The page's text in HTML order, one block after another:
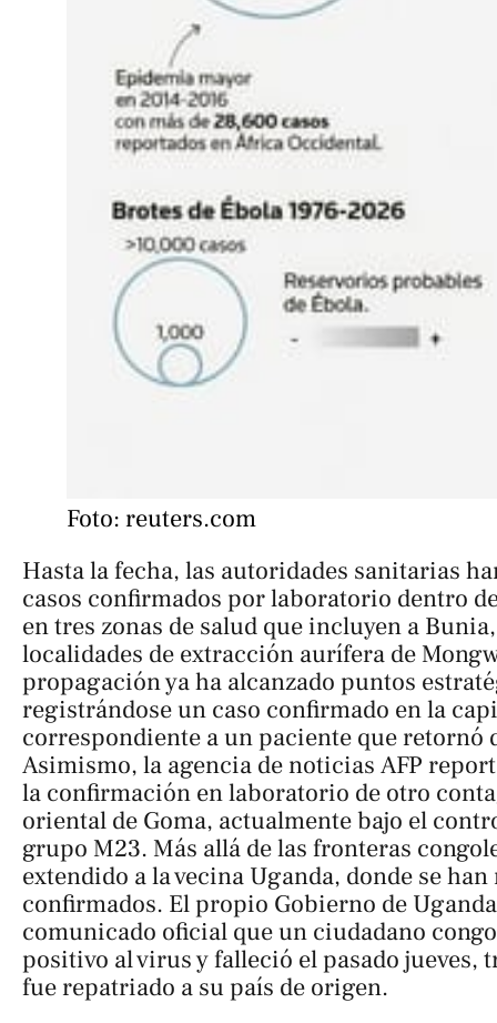
Foto: reuters.com
Hasta la fecha, las autoridades sanitarias
casos confirmados por laboratorio dentro
en tres zonas de salud que incluyen a
localidades de extracción aurífera de
propagación ya ha alcanzado puntos
registrándose un caso confirmado en la
correspondiente a un paciente que retornó
Asimismo, la agencia de noticias AFP
la confirmación en laboratorio de otro
oriental de Goma, actualmente bajo el
grupo M23. Más allá de las fronteras
extendido a la vecina Uganda, donde se
confirmados. El propio Gobierno de
comunicado oficial que un ciudadano
positivo al virus y falleció el pasado jueves,
fue repatriado a su país de origen.